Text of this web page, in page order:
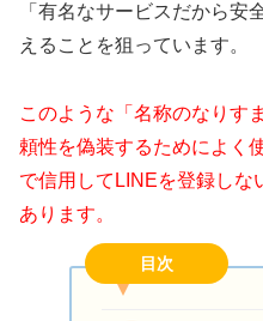
「有名なサービスだから安
えることを狙っています。
このような「名称のなりす
頼性を偽装するためによく
で信用してLINEを登録しな
あります。
目次